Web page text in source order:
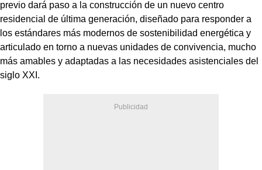
previo dará paso a la construcción de un nuevo centro
residencial de última generación, diseñado para responder a
los estándares más modernos de sostenibilidad energética y
articulado en torno a nuevas unidades de convivencia, mucho
más amables y adaptadas a las necesidades asistenciales del
siglo XXI.